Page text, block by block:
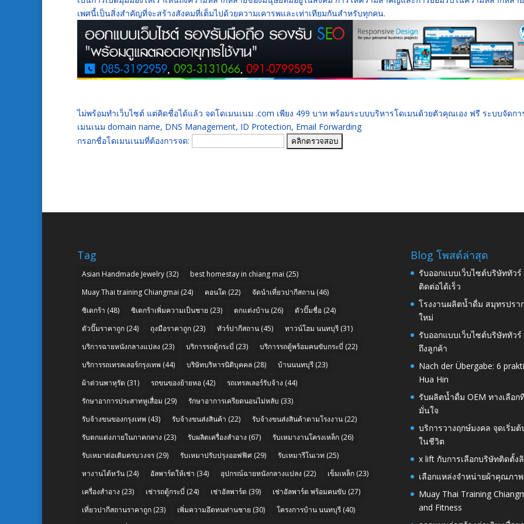
เพศนี้เป็นสิ่งสำคัญที่จะสร้างสังคมที่เต็มไปด้วยความเคารพและเท่าเทียมกันสำหรับทุกคน.
ไม่พร้อมทำเว็บไซต์ แต่คิดชื่อได้แล้ว จดโดเมนเนม .com เพียง 499 บาท พร้อมระบบบริหารโดเมนด้วยตัวคุณเอง ฟรี ระบบจัดกา
เมนเนม domain name, DNS Management, ID Protection, Email Forwarding
กรอกชื่อโดเมนเนมที่ต้องการจด:
Tag
Asian Handmade Jewelry (32) best homestay in chiang mai (25)
Muay Thai training Chiangmai (24) คอนโด (22) จัดนำเที่ยวปากีสถาน (46)
ซิเดกร้า (48) ซิเดกร้าเพิ่มความเป็นชาย (23) ตกแต่งบ้าน (26) ตัวปั๊มชื่อ (24)
ตัวปั๊มราคาถูก (24) ถุงมือราคาถูก (23) ทัวร์ปากีสถาน (45) ทาวน์โฮม นนทบุรี (31)
บริการฉายหนังกลางแปลง (23) บริการรถตู้กระบี่ (23) บริการรถตู้พร้อมคนขับกระบี่ (22)
บริการรถเทรลเลอร์กรุงเทพ (44) บริษัทบริหารนิติบุคคล (28) บ้านนนทบุรี (23)
ผ้าต่วนพาหุรัด (31) รถขนของย้ายหอ (42) รถเทรลเลอร์รับจ้าง (44)
รักษาอาการประสาทหูเสื่อม (29) รักษาอาการเครียดนอนไม่หลับ (33)
รับจ้างขนของกรุงเทพ (43) รับจ้างขนส่งสินค้า (22) รับจ้างขนส่งสินค้าตามโรงงาน (22)
รับตกแต่งภายในภาคกลาง (23) รับผลิตเครื่องสำอาง (67) รับเหมางานโครงเหล็ก (26)
รับเหมาต่อเติมครบวงจร (29) รับเหมาปรับปรุงออฟฟิศ (29) รับเหมารีโนเวท (25)
หางานไต้หวัน (24) อัลพาร์ดให้เช่า (34) อุปกรณ์ฉายหนังกลางแปลง (22) เข็มเหล็ก (23)
เครื่องสำอาง (23) เช่ารถตู้กระบี่ (24) เช่าอัลพาร์ด (39) เช่าอัลพาร์ด พร้อมคนขับ (27)
เที่ยวปากีสถานราคาถูก (23) เพิ่มความอึดทนท่านชาย (30) โครงการบ้าน นนทบุรี (40)
Blog โพสต์ล่าสุด
รับออกแบบเว็บไซต์บริษัททัว
ติดต่อได้เร็ว
โรงงานผลิตน้ำดื่ม สมุทรปรา
ใหม่
รับออกแบบเว็บไซต์บริษัททัวร์
ถึงลูกค้า
Nach der Übergabe: 6
Hua Hin
รับผลิตน้ำดื่ม OEM ทางเลือ
มั่นใจ
บริการวางฤกษ์มงคล จุดเริ่ม
ในชีวิต
x lift กับการเลือกบริษัทติดตั้ง
เลือกแหล่งจำหน่ายผ้าคุณภา
Muay Thai Training
and Fitness